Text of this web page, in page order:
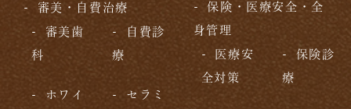
審美・自費治療
審美歯
科
自費診
療
ホワイ
セラミ
保険・医療安全・全
身管理
医療安
全対策
保険診
療